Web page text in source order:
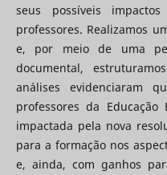
seus possíveis
professores. Realizamos
e, por meio de uma
documental,
análises evidenciaram
professores da
impactada pela nova
para a formação nos
e, ainda, com ganhos